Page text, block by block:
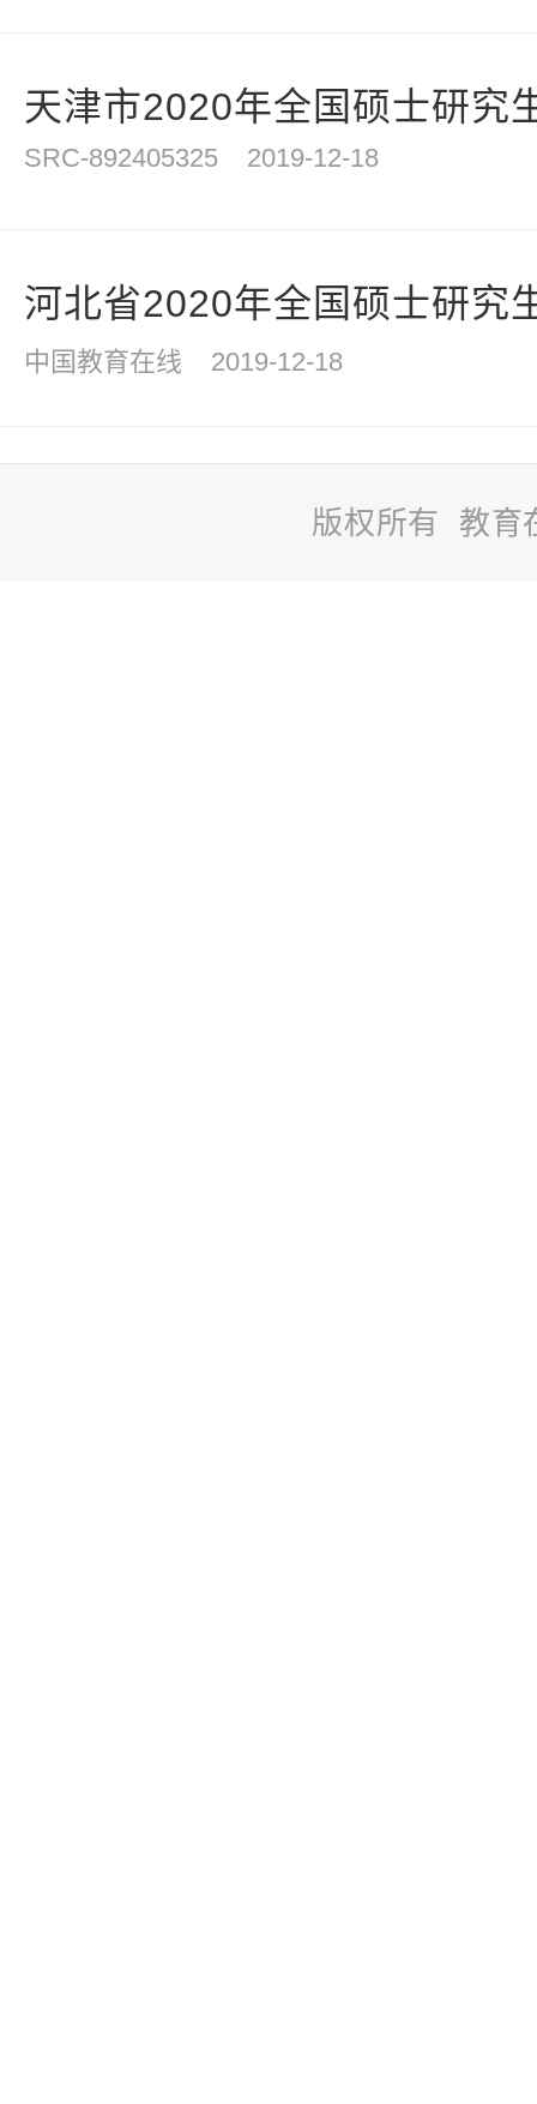
天津市2020年全国硕士研究
SRC-892405325 2019-12-18
河北省2020年全国硕士研究
中国教育在线 2019-12-18
版权所有 教育